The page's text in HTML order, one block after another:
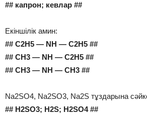
## капрон; кевлар ##
Екіншілік амин:
## C2H5 — NH — C2H5 ##
## CH3 — NH — C2H5 ##
## CH3 — NH — CH3 ##
Na2SO4, Na2SO3, Na2S тұздарына
## H2SO3; H2S; H2SO4 ##